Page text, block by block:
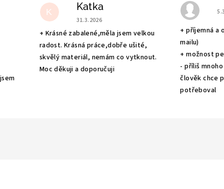
5 z 5 hvězdiček.
K Katka
Hodnocení obchodu je 5 z 5 hvězdiček.
31.3.2026
+ Krásné zabalené,měla jsem velkou
radost. Krásná práce,dobře ušité,
skvělý materiál, nemám co vytknout.
Moc děkuji a doporučuji
+ příjemná a
mailu)
+ možnost
- příliš
člověk chce
potřeboval